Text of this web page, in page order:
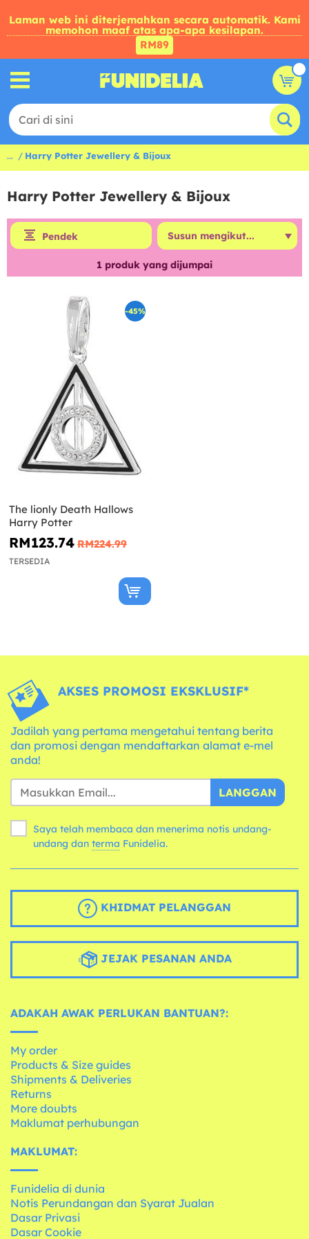
Laman web ini diterjemahkan secara automatik. Kami
memohon maaf atas apa-apa kesilapan.
RM89
... Harry Potter Jewellery & Bijoux
Harry Potter Jewellery & Bijoux
Pendek
1 produk yang dijumpai
-45%
The lionly Death Hallows
Harry Potter
RM123.74 RM224.99
TERSEDIA
AKSES PROMOSI EKSKLUSIF*
Jadilah yang pertama mengetahui tentang berita
dan promosi dengan mendaftarkan alamat e-mel
anda!
LANGGAN
Saya telah membaca dan menerima notis undang-
undang dan terma Funidelia.
KHIDMAT PELANGGAN
JEJAK PESANAN ANDA
ADAKAH AWAK PERLUKAN BANTUAN?:
My order
Products & Size guides
Shipments & Deliveries
Returns
More doubts
Maklumat perhubungan
MAKLUMAT:
Funidelia di dunia
Notis Perundangan dan Syarat Jualan
Dasar Privasi
Dasar Cookie